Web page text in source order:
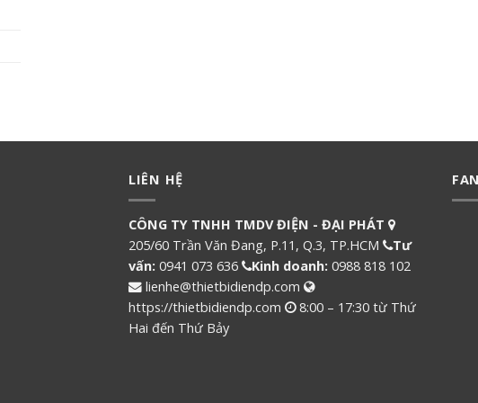
LIÊN HỆ
CÔNG TY TNHH TMDV ĐIỆN - ĐẠI PHÁT
205/60 Trần Văn Đang, P.11, Q.3, TP.HCM
Tư
vấn: 0941 073 636 Kinh doanh: 0988 818 102
lienhe@thietbidiendp.com
https://thietbidiendp.com
8:00 – 17:30 từ Thứ
Hai đến Thứ Bảy